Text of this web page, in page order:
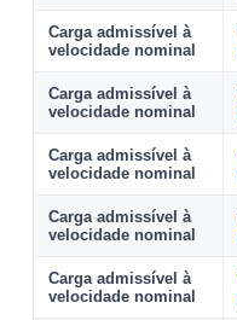
Carga admissível à
velocidade nominal
Carga admissível à
velocidade nominal
Carga admissível à
velocidade nominal
Carga admissível à
velocidade nominal
Carga admissível à
velocidade nominal